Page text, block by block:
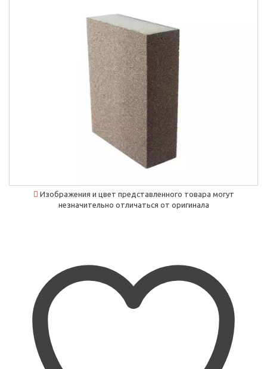
Изображения и цвет представленного товара могут
незначительно отличаться от оригинала